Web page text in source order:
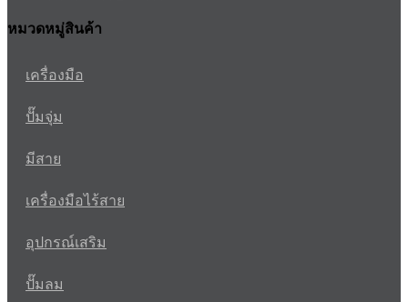
หมวดหมู่สินค้า
เครื่องมือ
ปั๊มจุ่ม
มีสาย
เครื่องมือไร้สาย
อุปกรณ์เสริม
ปั๊มลม